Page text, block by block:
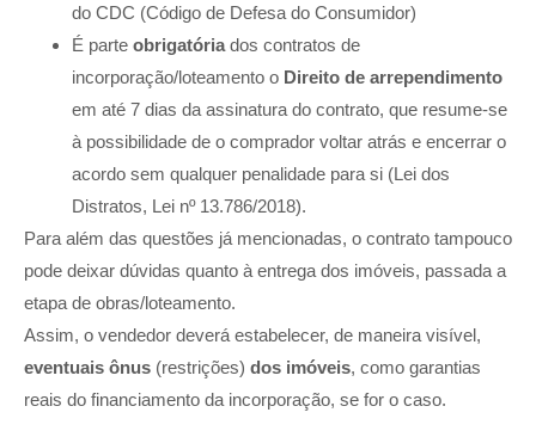
do CDC (Código de Defesa do Consumidor)
É parte obrigatóriados contratos de
incorporação/loteamento o Direito de arrependimento
em até 7 dias da assinatura do contrato, que resume-se
à possibilidade de o comprador voltar atrás e encerrar o
acordo sem qualquer penalidade para si (Lei dos
Distratos, Lei nº 13.786/2018).
Para além das questões já mencionadas, o contrato tampouco
pode deixar dúvidas quanto à entrega dos imóveis, passada a
etapa de obras/loteamento.
Assim, o vendedor deverá estabelecer, de maneira visível,
eventuais ônus (restrições) dos imóveis, como garantias
reais do financiamento da incorporação, se for o caso.